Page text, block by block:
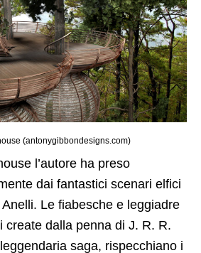
(antonygibbondesigns.com)
l’autore ha preso
dai fantastici scenari elfici
Le fiabesche e leggiadre
create dalla penna di J. R. R.
saga, rispecchiano i